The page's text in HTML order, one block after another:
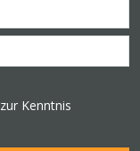
zur Kenntnis